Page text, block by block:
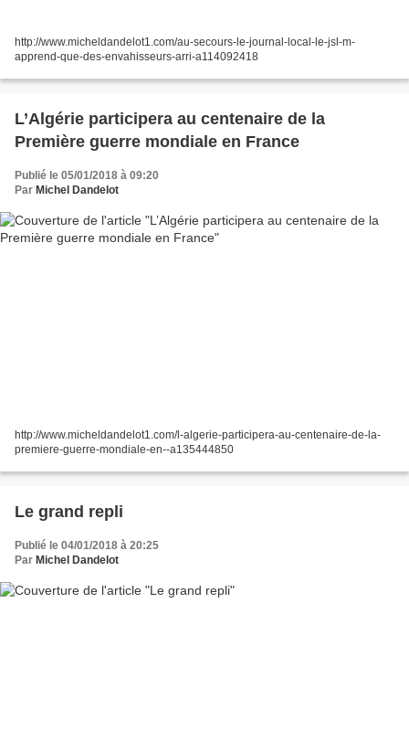
http://www.micheldandelot1.com/au-secours-le-journal-local-le-jsl-m-
apprend-que-des-envahisseurs-arri-a114092418
L’Algérie participera au centenaire de la
Première guerre mondiale en France
Publié le 05/01/2018 à 09:20
Par Michel Dandelot
http://www.micheldandelot1.com/l-algerie-participera-au-centenaire-de-la-
premiere-guerre-mondiale-en--a135444850
Le grand repli
Publié le 04/01/2018 à 20:25
Par Michel Dandelot